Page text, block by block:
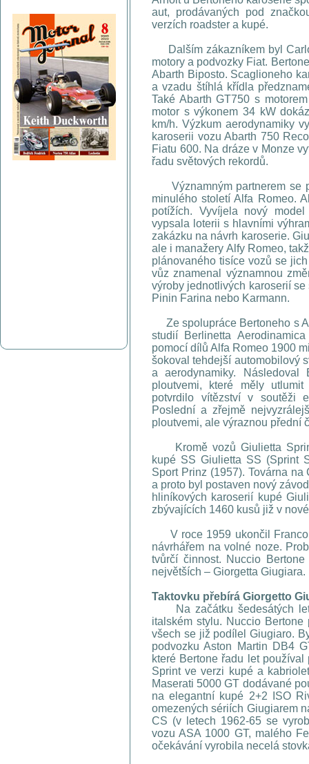
aut, prodávaných pod
verzích roadster a kupé.
Dalším zákazníkem byl
motory a podvozky Fiat.
Abarth Biposto. Scaglioneho
a vzadu štíhlá křídla
Také Abarth GT750 s
motor s výkonem 34 kW
km/h. Výzkum aerodynamiky
karoserii vozu Abarth 750
Fiatu 600. Na dráze v Monze
řadu světových rekordů.
Významným partnerem se
minulého století Alfa Romeo.
potížích. Vyvíjela nový
vypsala loterii s hlavními
zakázku na návrh karoserie.
ale i manažery Alfy Romeo,
plánovaného tisíce vozů se
vůz znamenal významnou
výroby jednotlivých karoserií
Pinin Farina nebo Karmann.
Ze spolupráce Bertoneho s
studií Berlinetta
pomocí dílů Alfa Romeo 1900
šokoval tehdejší automobilový
a aerodynamiky.
ploutvemi, které měly
potvrdilo vítězství v soutěži
Poslední a zřejmě
ploutvemi, ale výraznou přední
Kromě vozů Giulietta
kupé SS Giulietta SS (Sprint
Sport Prinz (1957). Továrna
a proto byl postaven nový
hliníkových karoserií kupé
zbývajících 1460 kusů již v
V roce 1959 ukončil Franco
návrhářem na volné noze.
tvůrčí činnost. Nuccio
největších – Giorgetta Giugiara.
Taktovku přebírá Giorgetto
Na začátku šedesátých let
italském stylu. Nuccio
všech se již podílel Giugiaro.
podvozku Aston Martin DB4
které Bertone řadu let
Sprint ve verzi kupé a
Maserati 5000 GT dodávané
na elegantní kupé 2+2 ISO
omezených sériích Giugiarem
CS (v letech 1962-65 se
vozu ASA 1000 GT, malého
očekávání vyrobila necelá